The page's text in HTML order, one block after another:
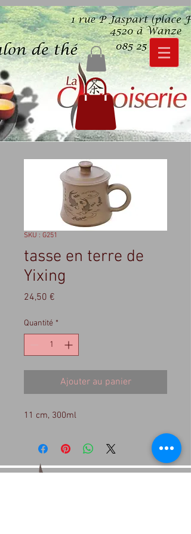
SKU : G251
tasse en terre de
Yixing
24,50 €
Quantité *
Ajouter au panier
11 cm, 300ml